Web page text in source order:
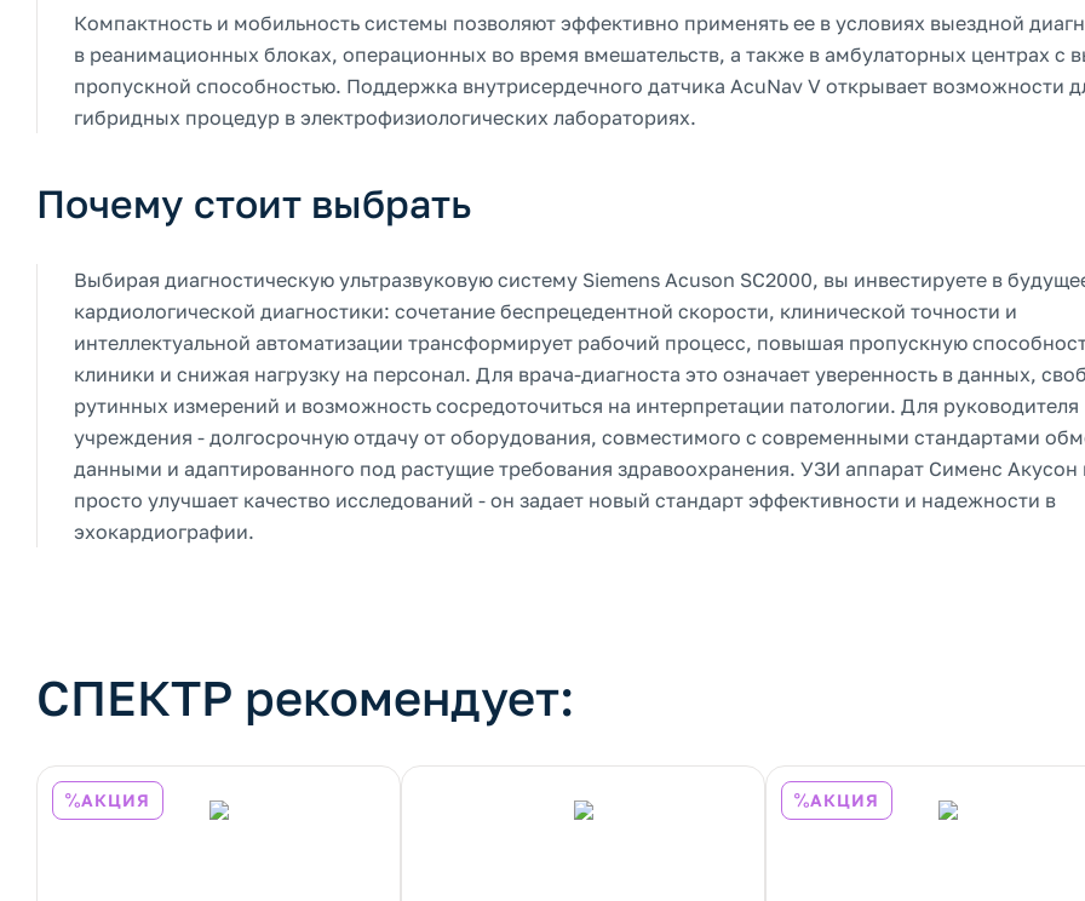
Компактность и мобильность системы позволяют эффективно применять ее в условиях выездной
в реанимационных блоках, операционных во время вмешательств, а также в амбулаторных центрах с
пропускной способностью. Поддержка внутрисердечного датчика AcuNav V открывает возможности
гибридных процедур в электрофизиологических лабораториях.
Почему стоит выбрать
Выбирая диагностическую ультразвуковую систему Siemens Acuson SC2000, вы инвестируете в
кардиологической диагностики: сочетание беспрецедентной скорости, клинической точности и
интеллектуальной автоматизации трансформирует рабочий процесс, повышая пропускную
клиники и снижая нагрузку на персонал. Для врача-диагноста это означает уверенность в данных,
рутинных измерений и возможность сосредоточиться на интерпретации патологии. Для руководителя
учреждения - долгосрочную отдачу от оборудования, совместимого с современными стандартами
данными и адаптированного под растущие требования здравоохранения. УЗИ аппарат Сименс Акусон
просто улучшает качество исследований - он задает новый стандарт эффективности и надежности в
эхокардиографии.
СПЕКТР рекомендует:
АКЦИЯ АКЦИЯ